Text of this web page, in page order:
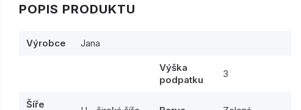
POPIS PRODUKTU
Výrobce Jana
Výška
podpatku
3
Šíře